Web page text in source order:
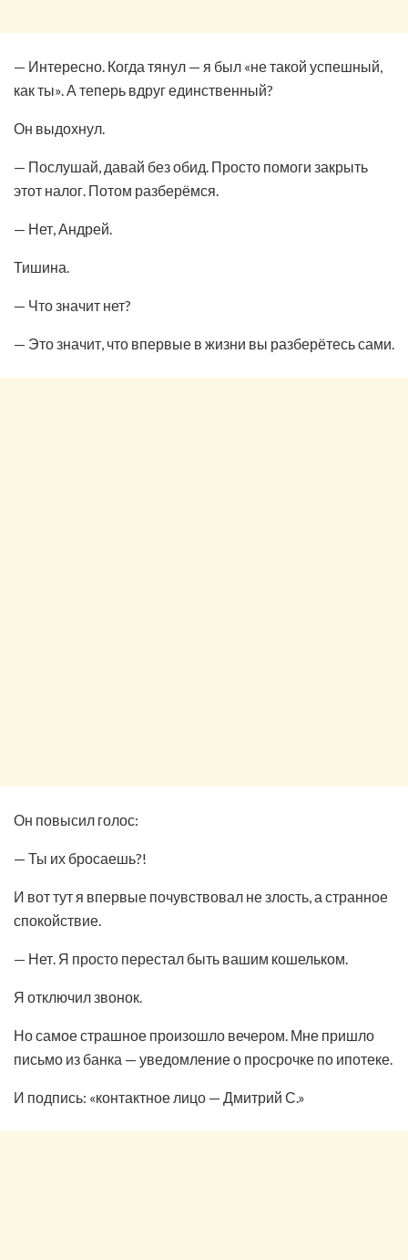
— Интересно. Когда тянул — я был «не такой успешный,
как ты». А теперь вдруг единственный?
Он выдохнул.
— Послушай, давай без обид. Просто помоги закрыть
этот налог. Потом разберёмся.
— Нет, Андрей.
Тишина.
— Что значит нет?
— Это значит, что впервые в жизни вы разберётесь сами.
Он повысил голос:
— Ты их бросаешь?!
И вот тут я впервые почувствовал не злость, а странное
спокойствие.
— Нет. Я просто перестал быть вашим кошельком.
Я отключил звонок.
Но самое страшное произошло вечером. Мне пришло
письмо из банка — уведомление о просрочке по ипотеке.
И подпись: «контактное лицо — Дмитрий С.»